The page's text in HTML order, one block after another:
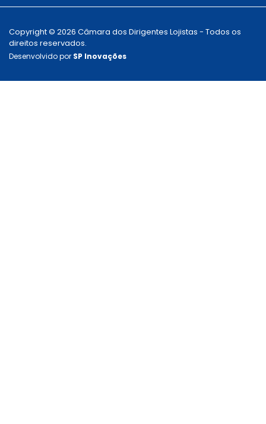
Copyright © 2026 Câmara dos Dirigentes Lojistas - Todos os
direitos reservados.
Desenvolvido por SP Inovações